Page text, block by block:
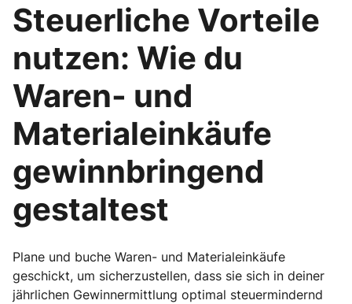
Steuerliche Vorteile
nutzen: Wie du
Waren- und
Materialeinkäufe
gewinnbringend
gestaltest
Plane und buche Waren- und Materialeinkäufe
geschickt, um sicherzustellen, dass sie sich in deiner
jährlichen Gewinnermittlung optimal steuermindernd